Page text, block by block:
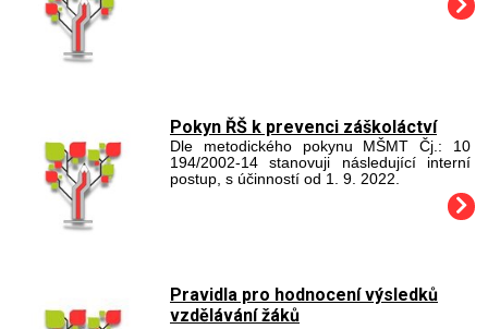
Pokyn ŘŠ k prevenci záškoláctví
Dle metodického pokynu MŠMT Čj.: 10
194/2002-14 stanovuji následující interní
postup, s účinností od 1. 9. 2022.
Pravidla pro hodnocení výsledků
vzdělávání žáků